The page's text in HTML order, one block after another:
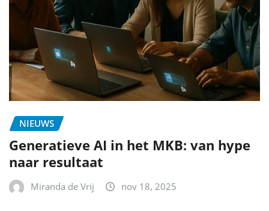
NIEUWS
Generatieve AI in het MKB: van hype
naar resultaat
Miranda de Vrij nov 18, 2025